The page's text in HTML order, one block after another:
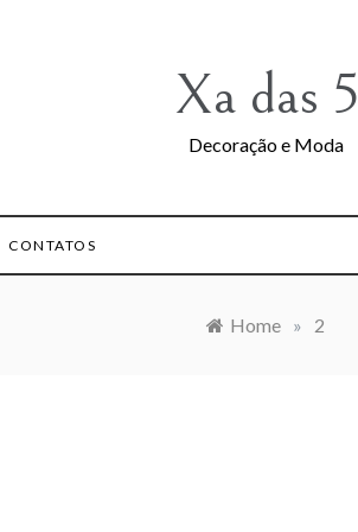
Xa das 5
Decoração e Moda
CONTATOS
Home » 2